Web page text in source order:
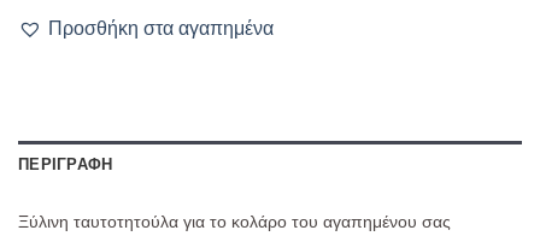
Προσθήκη στα αγαπημένα
ΠΕΡΙΓΡΑΦΉ
Ξύλινη ταυτοτητούλα για το κολάρο του αγαπημένου σας